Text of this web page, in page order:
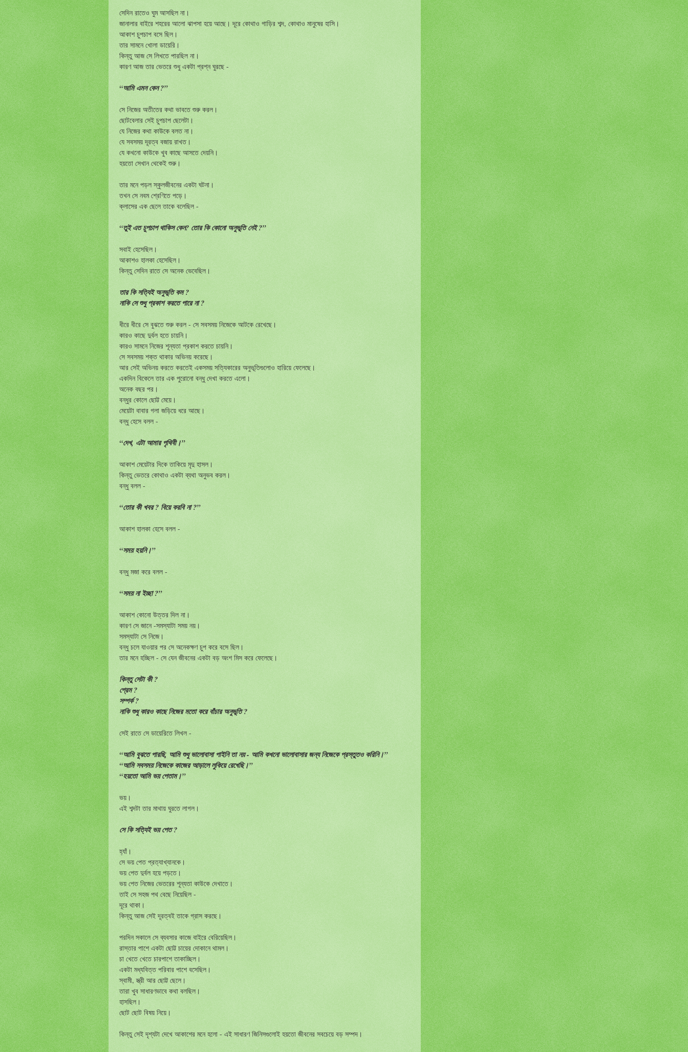
সেদিন রাতেও ঘুম আসছিল না।
জানালার বাইরে শহরের আলো ঝাপসা হয়ে আছে। দূরে কোথাও গাড়ির শব্দ, কোথাও মানুষের হাসি।
আকাশ চুপচাপ বসে ছিল।
তার সামনে খোলা ডায়েরি।
কিন্তু আজ সে লিখতে পারছিল না।
কারণ আজ তার ভেতরে শুধু একটা প্রশ্ন ঘুরছে -
“আমি এমন কেন ?”
সে নিজের অতীতের কথা ভাবতে শুরু করল।
ছোটবেলার সেই চুপচাপ ছেলেটা।
যে নিজের কথা কাউকে বলত না।
যে সবসময় দূরত্ব বজায় রাখত।
যে কখনো কাউকে খুব কাছে আসতে দেয়নি।
হয়তো সেখান থেকেই শুরু।
তার মনে পড়ল স্কুলজীবনের একটা ঘটনা।
তখন সে নবম শ্রেণিতে পড়ে।
ক্লাসের এক ছেলে তাকে বলেছিল -
“তুই এত চুপচাপ থাকিস কেন? তোর কি কোনো অনুভূতি নেই ?”
সবাই হেসেছিল।
আকাশও হালকা হেসেছিল।
কিন্তু সেদিন রাতে সে অনেক ভেবেছিল।
তার কি সত্যিই অনুভূতি কম ?
নাকি সে শুধু প্রকাশ করতে পারে না ?
ধীরে ধীরে সে বুঝতে শুরু করল - সে সবসময় নিজেকে আটকে রেখেছে।
কারও কাছে দুর্বল হতে চায়নি।
কারও সামনে নিজের শূন্যতা প্রকাশ করতে চায়নি।
সে সবসময় শক্ত থাকার অভিনয় করেছে।
আর সেই অভিনয় করতে করতেই একসময় সত্যিকারের অনুভূতিগুলোও হারিয়ে ফেলেছে।
একদিন বিকেলে তার এক পুরোনো বন্ধু দেখা করতে এলো।
অনেক বছর পর।
বন্ধুর কোলে ছোট্ট মেয়ে।
মেয়েটা বাবার গলা জড়িয়ে ধরে আছে।
বন্ধু হেসে বলল -
“দেখ, এটা আমার পৃথিবী।”
আকাশ মেয়েটার দিকে তাকিয়ে মৃদু হাসল।
কিন্তু ভেতরে কোথাও একটা ব্যথা অনুভব করল।
বন্ধু বলল -
“তোর কী খবর ? বিয়ে করবি না ?”
আকাশ হালকা হেসে বলল -
“সময় হয়নি।”
বন্ধু মজা করে বলল -
“সময় না ইচ্ছা ?”
আকাশ কোনো উত্তর দিল না।
কারণ সে জানে -সমস্যাটা সময় নয়।
সমস্যাটা সে নিজে।
বন্ধু চলে যাওয়ার পর সে অনেকক্ষণ চুপ করে বসে ছিল।
তার মনে হচ্ছিল - সে যেন জীবনের একটা বড় অংশ মিস করে ফেলেছে।
কিন্তু সেটা কী ?
প্রেম ?
সম্পর্ক ?
নাকি শুধু কারও কাছে নিজের মতো করে বাঁচার অনুভূতি ?
সেই রাতে সে ডায়েরিতে লিখল -
“আমি বুঝতে পারছি, আমি শুধু ভালোবাসা পাইনি তা নয় - আমি কখনো ভালোবাসার জন্য নিজেকে প্রস্তুতও করিনি।”
“আমি সবসময় নিজেকে কাজের আড়ালে লুকিয়ে রেখেছি।”
“হয়তো আমি ভয় পেতাম।”
ভয়।
এই শব্দটা তার মাথায় ঘুরতে লাগল।
সে কি সত্যিই ভয় পেত ?
হ্যাঁ।
সে ভয় পেত প্রত্যাখ্যানকে।
ভয় পেত দুর্বল হয়ে পড়তে।
ভয় পেত নিজের ভেতরের শূন্যতা কাউকে দেখাতে।
তাই সে সহজ পথ বেছে নিয়েছিল -
দূরে থাকা।
কিন্তু আজ সেই দূরত্বই তাকে গ্রাস করছে।
পরদিন সকালে সে ব্যবসার কাজে বাইরে বেরিয়েছিল।
রাস্তার পাশে একটা ছোট্ট চায়ের দোকানে থামল।
চা খেতে খেতে চারপাশে তাকাচ্ছিল।
একটা মধ্যবিত্ত পরিবার পাশে বসেছিল।
স্বামী, স্ত্রী আর ছোট্ট ছেলে।
তারা খুব সাধারণভাবে কথা বলছিল।
হাসছিল।
ছোট ছোট বিষয় নিয়ে।
কিন্তু সেই দৃশ্যটা দেখে আকাশের মনে হলো - এই সাধারণ জিনিসগুলোই হয়তো জীবনের সবচেয়ে বড় সম্পদ।